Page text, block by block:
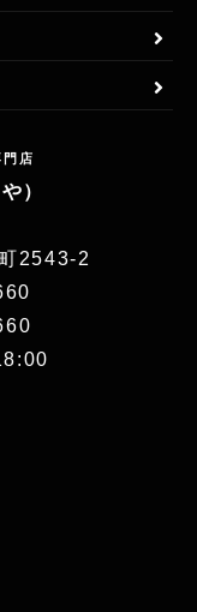
門店
）
2543-2